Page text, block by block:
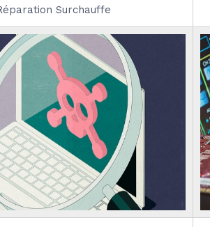
Surchauffe